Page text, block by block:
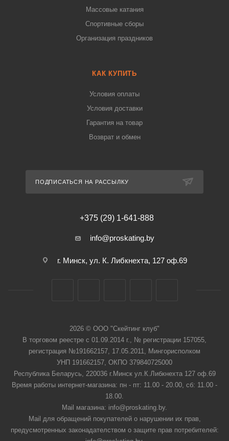
Массовые катания
Спортивные сборы
Организация праздников
КАК КУПИТЬ
Условия оплаты
Условия доставки
Гарантия на товар
Возврат и обмен
ПОДПИСАТЬСЯ НА РАССЫЛКУ
+375 (29) 1-641-888
info@proskating.by
г. Минск, ул. К. Либкнехта, 127 оф.69
2026 © ООО "Скейтинг клуб"
В торговом реестре с 01.09.2014 г., № регистрации 157055,
регистрация №191662157, 17.05.2011, Мингорисполком
УНП 191662157, ОКПО 379840725000
Республика Беларусь, 220036 г.Минск ул.К.Либкнехта 127 оф.69
Время работы интернет-магазина: пн - пт: 11.00 - 20.00, сб: 11.00 -
18.00.
Mail магазина: info@proskating.by.
Mail для обращений покупателей о нарушении их прав,
предусмотренных законадателством о защите прав потребителей: